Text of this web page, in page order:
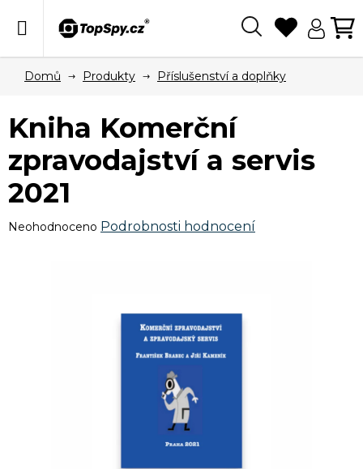
Domů Produkty Příslušenství a doplňky
Kniha Komerční
zpravodajství a servis
2021
Průměrné
Neohodnoceno Podrobnosti hodnocení